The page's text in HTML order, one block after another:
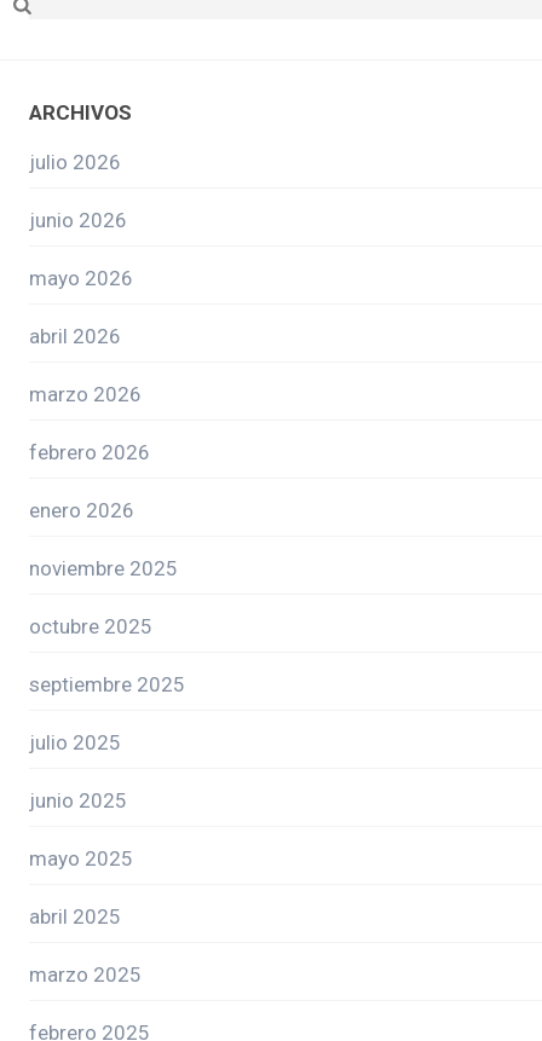
ARCHIVOS
julio 2026
junio 2026
mayo 2026
abril 2026
marzo 2026
febrero 2026
enero 2026
noviembre 2025
octubre 2025
septiembre 2025
julio 2025
junio 2025
mayo 2025
abril 2025
marzo 2025
febrero 2025